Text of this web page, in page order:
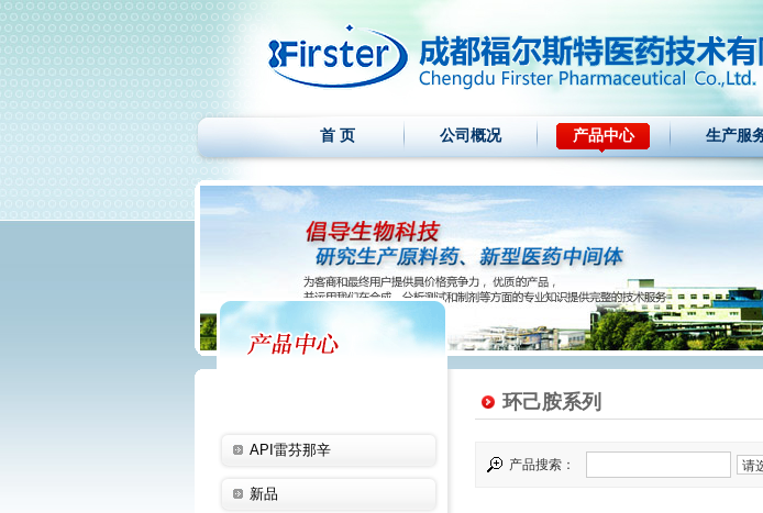
首 页 公司概况 产品中心 生产服
API雷芬那辛
新品
环己胺系列
产品搜索：